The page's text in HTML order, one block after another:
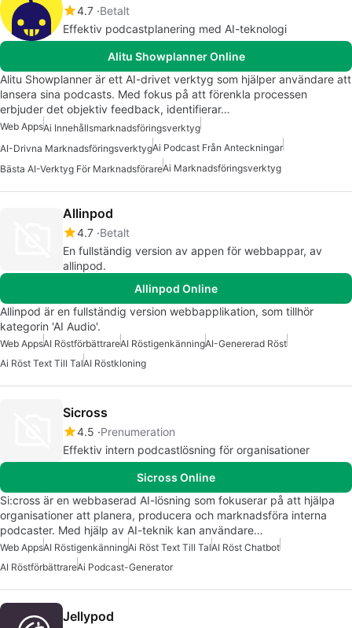
4.7 Betalt
Effektiv podcastplanering med AI-teknologi
Alitu Showplanner Online
Alitu Showplanner är ett AI-drivet verktyg som hjälper användare att
lansera sina podcasts. Med fokus på att förenkla processen
erbjuder det objektiv feedback, identifierar…
Web AppsAi Innehållsmarknadsföringsverktyg
AI-Drivna MarknadsföringsverktygAi Podcast Från Anteckningar
Bästa AI-Verktyg För MarknadsförareAi Marknadsföringsverktyg
Allinpod
4.7 Betalt
En fullständig version av appen för webbappar, av
allinpod.
Allinpod Online
Allinpod är en fullständig version webbapplikation, som tillhör
kategorin 'AI Audio'.
Web AppsAI RöstförbättrareAI RöstigenkänningAI-Genererad Röst
Ai Röst Text Till TalAI Röstkloning
Sicross
4.5 Prenumeration
Effektiv intern podcastlösning för organisationer
Sicross Online
Si:cross är en webbaserad AI-lösning som fokuserar på att hjälpa
organisationer att planera, producera och marknadsföra interna
podcaster. Med hjälp av AI-teknik kan användare…
Web AppsAI RöstigenkänningAi Röst Text Till TalAI Röst Chatbot
AI RöstförbättrareAi Podcast-Generator
Jellypod